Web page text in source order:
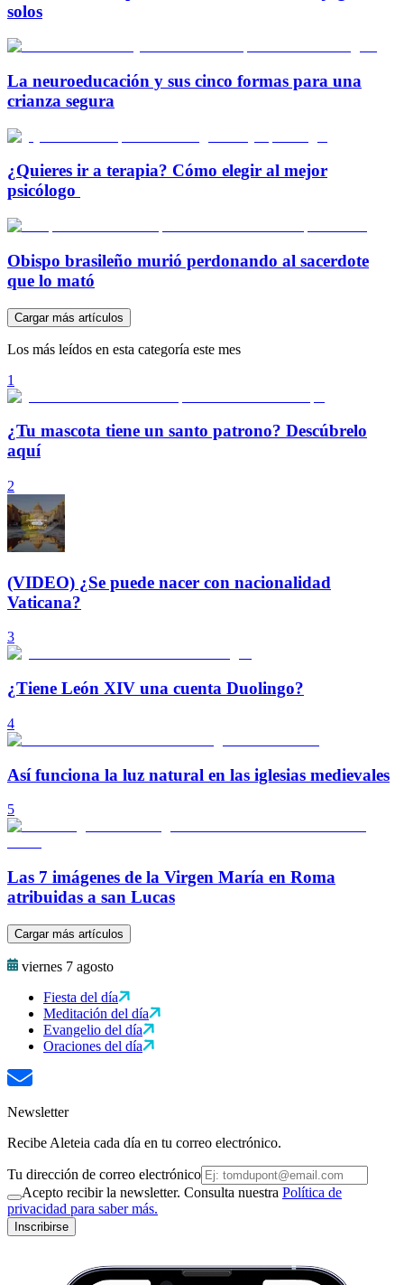
solos
La neuroeducación y sus cinco formas para una
crianza segura
¿Quieres ir a terapia? Cómo elegir al mejor
psicólogo
Obispo brasileño murió perdonando al sacerdote
que lo mató
Cargar más artículos
Los más leídos en esta categoría este mes
1
¿Tu mascota tiene un santo patrono? Descúbrelo
aquí
2
(VIDEO) ¿Se puede nacer con nacionalidad
Vaticana?
3
¿Tiene León XIV una cuenta Duolingo?
4
Así funciona la luz natural en las iglesias medievales
5
Las 7 imágenes de la Virgen María en Roma
atribuidas a san Lucas
Cargar más artículos
viernes 7 agosto
Fiesta del día
Meditación del día
Evangelio del día
Oraciones del día
Newsletter
Recibe Aleteia cada día en tu correo electrónico.
Tu dirección de correo electrónico
Acepto recibir la newsletter. Consulta nuestra Política de
privacidad para saber más.
Inscribirse